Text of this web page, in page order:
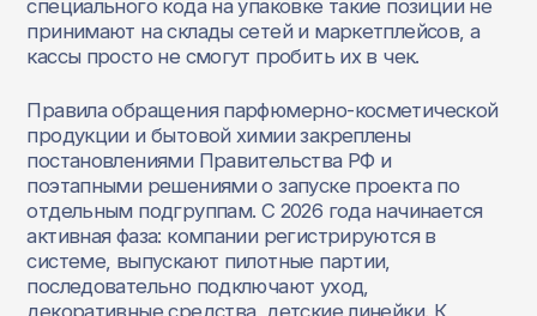
специального кода на упаковке такие позиции не
принимают на склады сетей и маркетплейсов, а
кассы просто не смогут пробить их в чек.
Правила обращения парфюмерно‑косметической
продукции и бытовой химии закреплены
постановлениями Правительства РФ и
поэтапными решениями о запуске проекта по
отдельным подгруппам. С 2026 года начинается
активная фаза: компании регистрируются в
системе, выпускают пилотные партии,
последовательно подключают уход,
декоративные средства, детские линейки. К